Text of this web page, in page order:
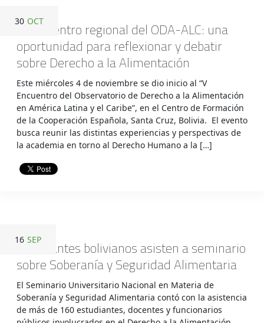
30 OCT
V encuentro regional del ODA-ALC: una
oportunidad para reflexionar y debatir
sobre Derecho a la Alimentación
Este miércoles 4 de noviembre se dio inicio al “V
Encuentro del Observatorio de Derecho a la Alimentación
en América Latina y el Caribe”, en el Centro de Formación
de la Cooperación Española, Santa Cruz, Bolivia. El evento
busca reunir las distintas experiencias y perspectivas de
la academia en torno al Derecho Humano a la […]
16 SEP
Estudiantes bolivianos asisten a seminario
sobre Soberanía y Seguridad Alimentaria
El Seminario Universitario Nacional en Materia de
Soberanía y Seguridad Alimentaria contó con la asistencia
de más de 160 estudiantes, docentes y funcionarios